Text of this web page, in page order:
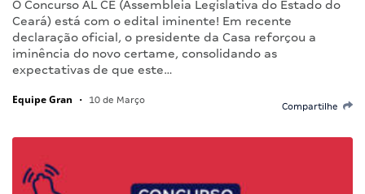
O Concurso AL CE (Assembleia Legislativa do Estado do
Ceará) está com o edital iminente! Em recente
declaração oficial, o presidente da Casa reforçou a
iminência do novo certame, consolidando as
expectativas de que este…
Equipe Gran • 10 de Março
Compartilhe